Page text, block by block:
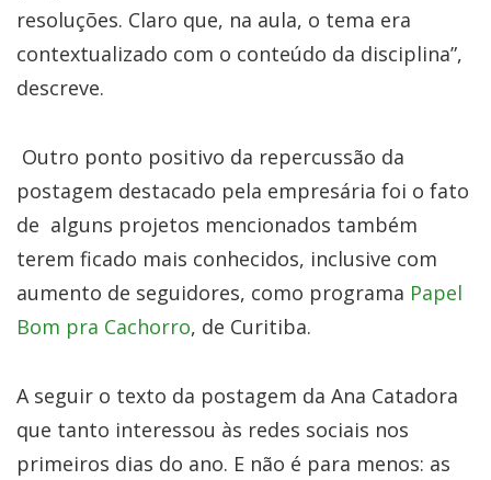
resoluções. Claro que, na aula, o tema era
contextualizado com o conteúdo da disciplina”,
descreve.
Outro ponto positivo da repercussão da
postagem destacado pela empresária foi o fato
de alguns projetos mencionados também
terem ficado mais conhecidos, inclusive com
aumento de seguidores, como programa Papel
Bom pra Cachorro, de Curitiba.
A seguir o texto da postagem da Ana Catadora
que tanto interessou às redes sociais nos
primeiros dias do ano. E não é para menos: as